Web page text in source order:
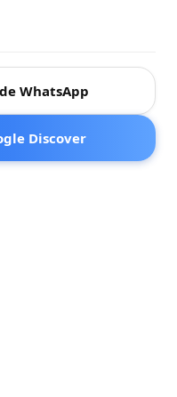
WhatsApp
Discover